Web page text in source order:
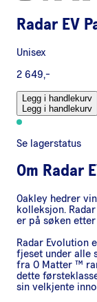
Radar EV
Unisex
2 649,-
Legg i handlekurv
Legg i handlekurv
Se lagerstatus
Om Radar
Oakley hedrer
kolleksjon.
er på søken
Radar Evolution
fjeset under alle
fra O Matter ™
dette
sin velkjente